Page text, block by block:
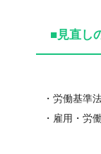
■見直し
・労働基準
・雇用・労